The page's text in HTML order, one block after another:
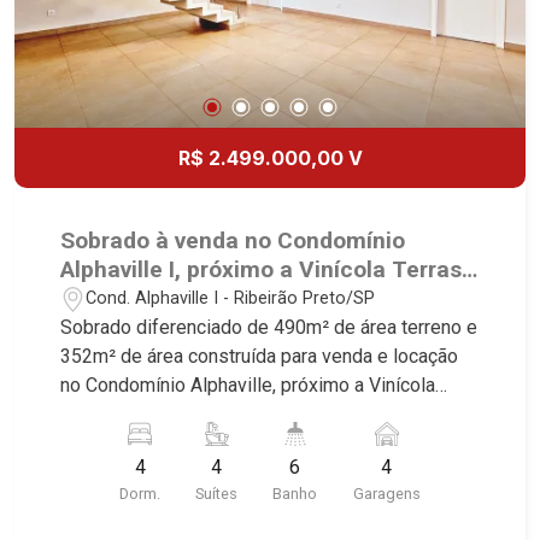
Torino, Città di Positano, San Diego, Quinta da
Alvorada, Monte Rey, Garden Villa e Quinta do
Golfe. Avenida João Fiúsa, 1051 - Alto da Boa
Vista | Ribeirão Preto.
R$ 2.499.000,00 V
Sobrado à venda no Condomínio
Alphaville I, próximo a Vinícola Terras
Altas - Ribeirão Preto/SP.
Cond. Alphaville I - Ribeirão Preto/SP
Sobrado diferenciado de 490m² de área terreno e
352m² de área construída para venda e locação
no Condomínio Alphaville, próximo a Vinícola
Ribeirão Preto/SP. Conheça as características
deste imóvel que a Martinelli Imobiliária
selecionou para você: - 490m² de área terreno e
4
Dorm.
4
Suítes
6
Banho
4
Garagens